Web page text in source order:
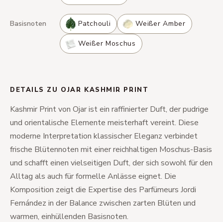
Basisnoten Patchouli Weißer Amber
Weißer Moschus
DETAILS ZU OJAR KASHMIR PRINT
Kashmir Print von Ojar ist ein raffinierter Duft, der pudrige
und orientalische Elemente meisterhaft vereint. Diese
moderne Interpretation klassischer Eleganz verbindet
frische Blütennoten mit einer reichhaltigen Moschus-Basis
und schafft einen vielseitigen Duft, der sich sowohl für den
Alltag als auch für formelle Anlässe eignet. Die
Komposition zeigt die Expertise des Parfümeurs Jordi
Fernández in der Balance zwischen zarten Blüten und
warmen, einhüllenden Basisnoten.